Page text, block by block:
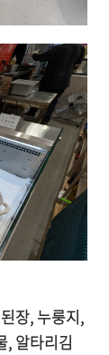
장, 누룽지,
, 알타리김